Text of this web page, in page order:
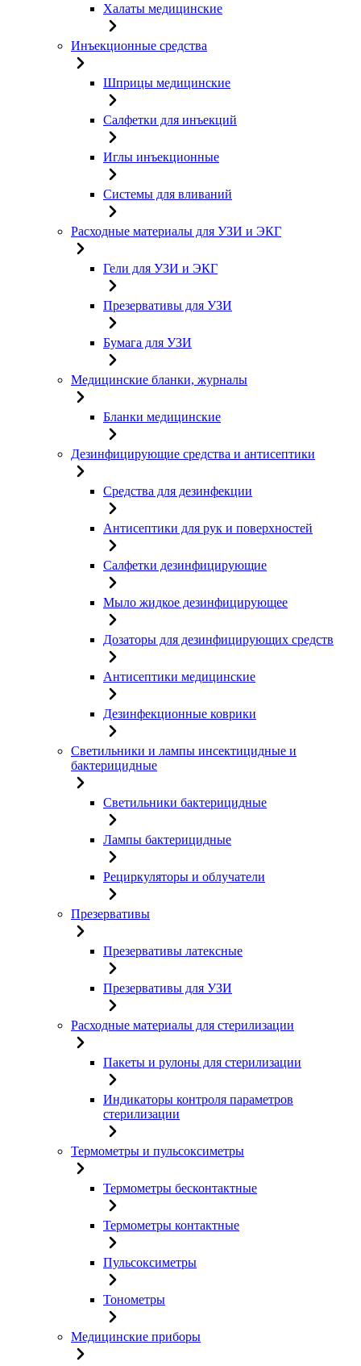
Халаты медицинские
Инъекционные средства
Шприцы медицинские
Салфетки для инъекций
Иглы инъекционные
Системы для вливаний
Расходные материалы для УЗИ и ЭКГ
Гели для УЗИ и ЭКГ
Презервативы для УЗИ
Бумага для УЗИ
Медицинские бланки, журналы
Бланки медицинские
Дезинфицирующие средства и антисептики
Средства для дезинфекции
Антисептики для рук и поверхностей
Салфетки дезинфицирующие
Мыло жидкое дезинфицирующее
Дозаторы для дезинфицирующих средств
Антисептики медицинские
Дезинфекционные коврики
Светильники и лампы инсектицидные и
бактерицидные
Светильники бактерицидные
Лампы бактерицидные
Рециркуляторы и облучатели
Презервативы
Презервативы латексные
Презервативы для УЗИ
Расходные материалы для стерилизации
Пакеты и рулоны для стерилизации
Индикаторы контроля параметров
стерилизации
Термометры и пульсоксиметры
Термометры бесконтактные
Термометры контактные
Пульсоксиметры
Тонометры
Медицинские приборы